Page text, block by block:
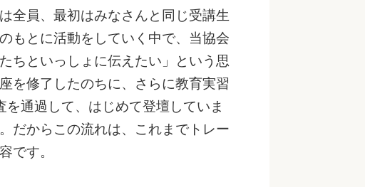
全員、最初はみなさんと同じ受講生
もとに活動をしていく中で、当協会
ちといっしょに伝えたい」という思
を修了したのちに、さらに教育実習
通過して、はじめて登壇していま
だからこの流れは、これまでトレー
です。